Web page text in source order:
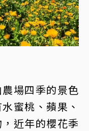
場四季的景色
蜜桃、蘋果、
近年的櫻花季